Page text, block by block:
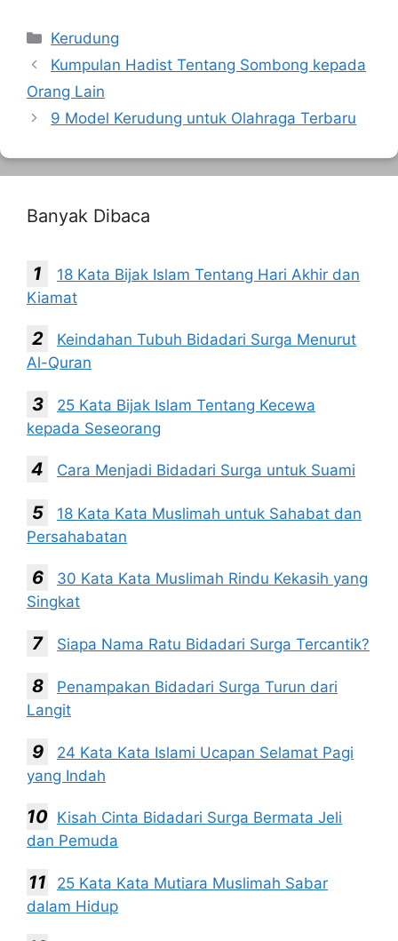
Kategori
Kerudung
Kumpulan Hadist Tentang Sombong kepada
Orang Lain
9 Model Kerudung untuk Olahraga Terbaru
Banyak Dibaca
18 Kata Bijak Islam Tentang Hari Akhir dan
Kiamat
Keindahan Tubuh Bidadari Surga Menurut
Al-Quran
25 Kata Bijak Islam Tentang Kecewa
kepada Seseorang
Cara Menjadi Bidadari Surga untuk Suami
18 Kata Kata Muslimah untuk Sahabat dan
Persahabatan
30 Kata Kata Muslimah Rindu Kekasih yang
Singkat
Siapa Nama Ratu Bidadari Surga Tercantik?
Penampakan Bidadari Surga Turun dari
Langit
24 Kata Kata Islami Ucapan Selamat Pagi
yang Indah
Kisah Cinta Bidadari Surga Bermata Jeli
dan Pemuda
25 Kata Kata Mutiara Muslimah Sabar
dalam Hidup